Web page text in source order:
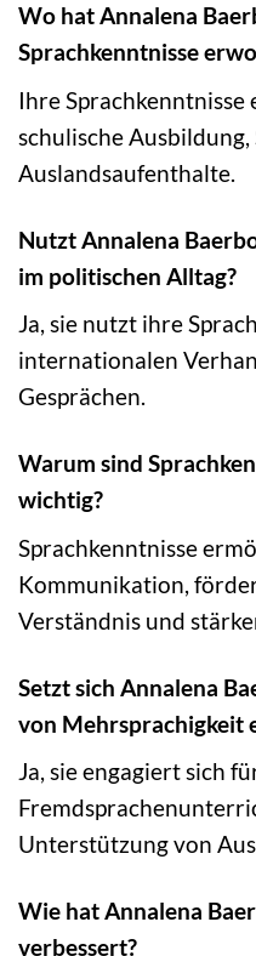
Wo hat Annalena
Sprachkenntnisse
Ihre
schulische
Auslandsaufenthalte.
Nutzt Annalena
im politischen Alltag?
Ja, sie nutzt ihre
internationalen
Gesprächen.
Warum sind
wichtig?
Sprachkenntnisse
Kommunikation,
Verständnis und
Setzt sich Annalena
von Mehrsprachigkeit
Ja, sie engagiert sich
Unterstützung von
Wie hat Annalena
verbessert?